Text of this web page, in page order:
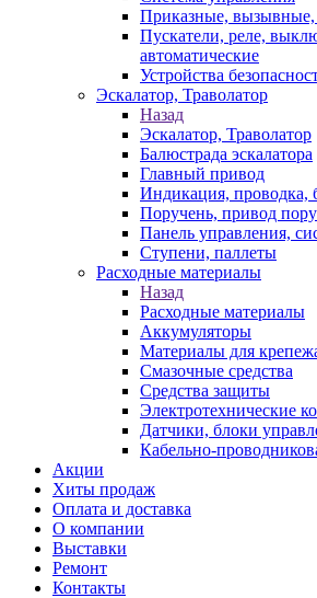
Приказные,
Пускатели, реле,
автоматические
Устройства
Эскалатор, Траволатор
Назад
Эскалатор, Траволатор
Балюстрада эскалатора
Главный привод
Индикация, проводка,
Поручень, привод
Панель управления,
Ступени, паллеты
Расходные материалы
Назад
Расходные материалы
Аккумуляторы
Материалы для
Смазочные средства
Средства защиты
Электротехнические
Датчики, блоки
Кабельно-
Акции
Хиты продаж
Оплата и доставка
О компании
Выставки
Ремонт
Контакты